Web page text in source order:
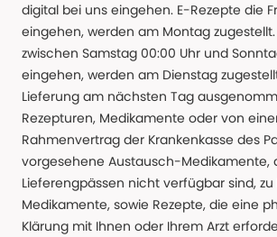
digital bei uns eingehen. E-Rezepte die
eingehen, werden am Montag
zwischen Samstag 00:00 Uhr und
eingehen, werden am Dienstag
Lieferung am nächsten Tag
Rezepturen, Medikamente oder von
Rahmenvertrag der Krankenkasse des
vorgesehene Austausch-Medikamente,
Lieferengpässen nicht verfügbar sind,
Medikamente, sowie Rezepte, die eine
Klärung mit Ihnen oder Ihrem Arzt